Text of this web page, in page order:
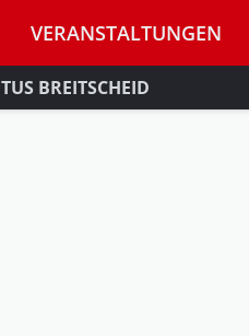
VERANSTALTUNGEN
TUS BREITSCHEID